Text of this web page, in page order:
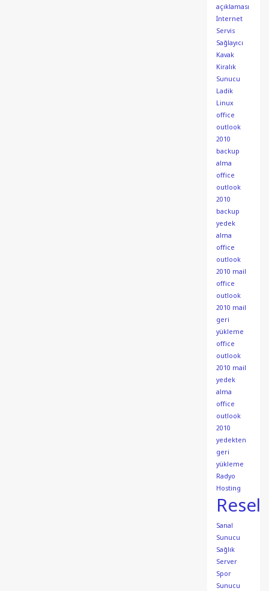
açıklaması
İnternet
Servis
Sağlayıcı
Kavak
Kiralık
Sunucu
Ladik
Linux
office
outlook
2010
backup
alma
office
outlook
2010
backup
yedek
alma
office
outlook
2010 mail
office
outlook
2010 mail
geri
yükleme
office
outlook
2010 mail
yedek
alma
office
outlook
2010
yedekten
geri
yükleme
Radyo
Hosting
Sanal
Sunucu
Sağlık
Server
Spor
Sunucu